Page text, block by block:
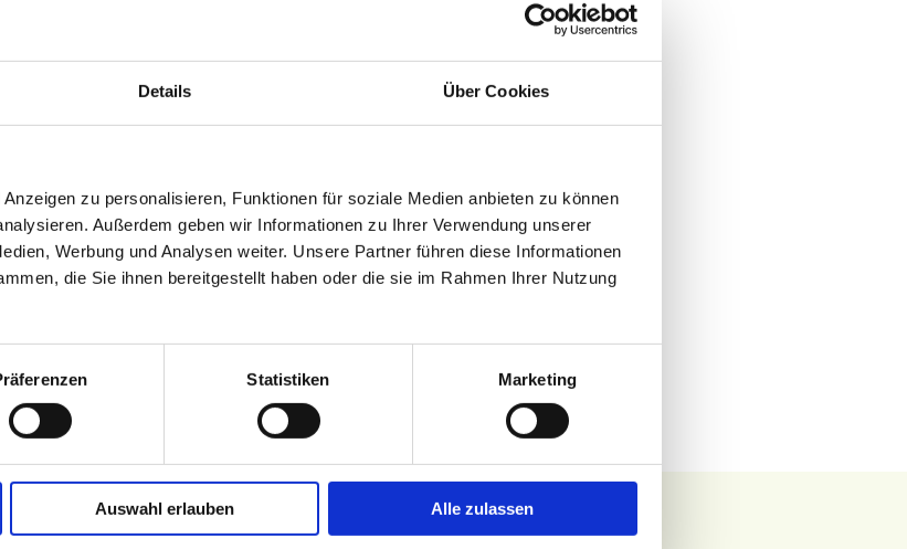
Details Über Cookies
zu personalisieren, Funktionen für soziale Medien anbieten zu können
Außerdem geben wir Informationen zu Ihrer Verwendung unserer
Werbung und Analysen weiter. Unsere Partner führen diese Informationen
die Sie ihnen bereitgestellt haben oder die sie im Rahmen Ihrer Nutzung
Statistiken Marketing
Auswahl erlauben Alle zulassen
Mo – Fr 8:00 – 17:00 Uhr
Vertrauen & Sicherheit
Projektteam – keine Weiterleitung, kein
Callcenter.
100 % unverbindlich & datensicher. Wir
melden uns i. d. R. innerhalb von 24 Stunden